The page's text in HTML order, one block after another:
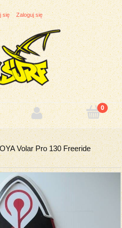
się Zaloguj się
Volar Pro 130 Freeride